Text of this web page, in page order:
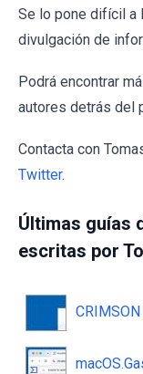
Se lo pone difícil a
divulgación de
Podrá encontrar
autores detrás del
Contacta con
Twitter.
Últimas guías
escritas por